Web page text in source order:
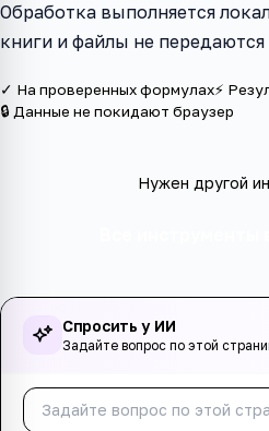
Обработка выполняется
книги и файлы не передаются
✓ На проверенных формулах⚡
🔒 Данные не покидают браузер
Нужен другой
Спросить у ИИ
Задайте вопрос по этой